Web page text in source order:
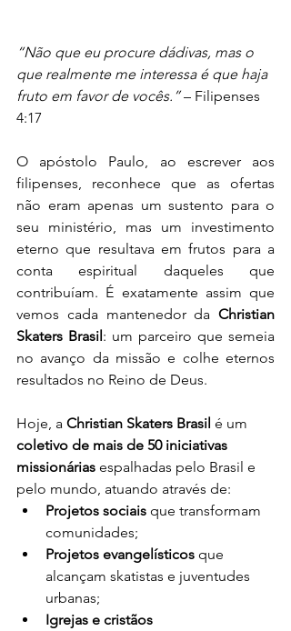
“Não que eu procure dádivas, mas o
que realmente me interessa é que haja
fruto em favor de vocês.” – Filipenses
4:17
O apóstolo Paulo, ao escrever aos
filipenses, reconhece que as ofertas
não eram apenas um sustento para o
seu ministério, mas um investimento
eterno que resultava em frutos para a
conta espiritual daqueles que
contribuíam. É exatamente assim que
vemos cada mantenedor da Christian
Skaters Brasil: um parceiro que semeia
no avanço da missão e colhe eternos
resultados no Reino de Deus.
Hoje, a Christian Skaters Brasil é um
coletivo de mais de 50 iniciativas
missionárias espalhadas pelo Brasil e
pelo mundo, atuando através de:
Projetos sociais que transformam
comunidades;
Projetos evangelísticos que
alcançam skatistas e juventudes
urbanas;
Igrejas e cristãos